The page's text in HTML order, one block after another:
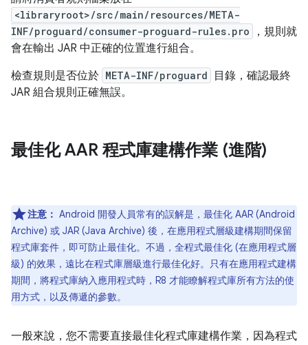
<libraryroot>/src/main/resources/META-
INF/proguard/consumer-proguard-rules.pro
，規則就
會在輸出 JAR 中正確的位置進行組合。
檢查規則是否位於 META-INF/proguard
目錄，確認最終
JAR 組合規則正確無誤。
最佳化 AAR 程式庫建構作業 (進階)
注意： Android 開發人員常有的誤解是，最佳化 AAR (Android
Archive) 或 JAR (Java Archive) 後，在應用程式層級建構期間保留
程式庫套件，即可防止最佳化。不過，全程式最佳化 (在應用程式層
級) 的效果，遠比在程式庫層級進行最佳化好。只有在應用程式建構
期間，將程式庫納入應用程式時，R8 才能瞭解程式庫所有方法的使
用方式，以及傳遞的參數。
一般來說，您不需要直接最佳化程式庫建構作業，因為程式